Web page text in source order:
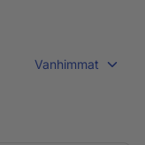
Vanhimmat